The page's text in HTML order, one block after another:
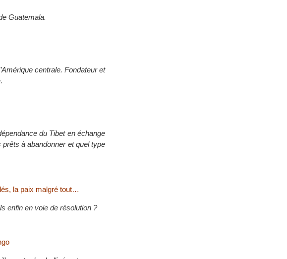
Guatemala.
centrale. Fondateur et
du Tibet en échange
à abandonner et quel type
la paix malgré tout…
enfin en voie de résolution ?